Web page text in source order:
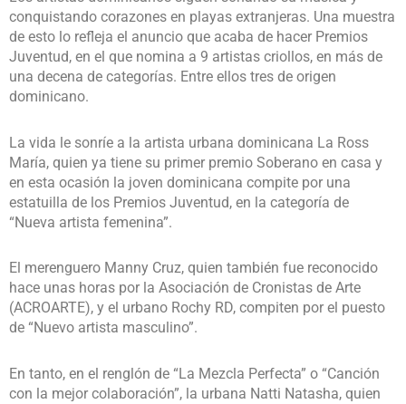
conquistando corazones en playas extranjeras. Una muestra
de esto lo refleja el anuncio que acaba de hacer Premios
Juventud, en el que nomina a 9 artistas criollos, en más de
una decena de categorías. Entre ellos tres de origen
dominicano.
La vida le sonríe a la artista urbana dominicana La Ross
María, quien ya tiene su primer premio Soberano en casa y
en esta ocasión la joven dominicana compite por una
estatuilla de los Premios Juventud, en la categoría de
“Nueva artista femenina”.
El merenguero Manny Cruz, quien también fue reconocido
hace unas horas por la Asociación de Cronistas de Arte
(ACROARTE), y el urbano Rochy RD, compiten por el puesto
de “Nuevo artista masculino”.
En tanto, en el renglón de “La Mezcla Perfecta” o “Canción
con la mejor colaboración”, la urbana Natti Natasha, quien